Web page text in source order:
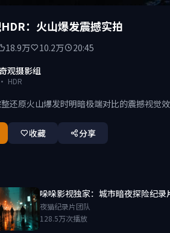
：火山爆发震撼实拍
18.9万 10.2万
20:45
观摄影组
HDR
还原火山爆发时明暗极端对比的震撼视觉
收藏 分享
哚哚影视独家：城市暗夜探险纪录
夜猫纪录片团队
128.5万次播放